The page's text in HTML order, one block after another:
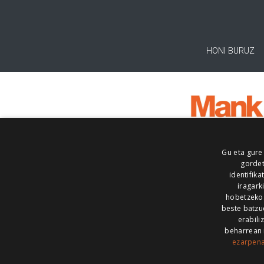
HONI BURUZ
ALEA
Gu eta
hobetzeko.
beste
beharrean